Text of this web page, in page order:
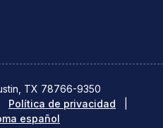
abre
una
TX 78766-9350
Política de privacidad
español